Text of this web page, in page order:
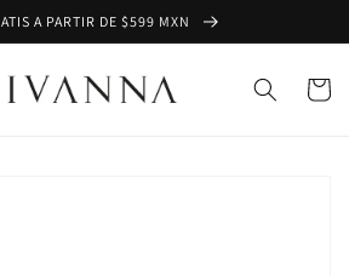
A PARTIR DE $599 MXN
Carrito